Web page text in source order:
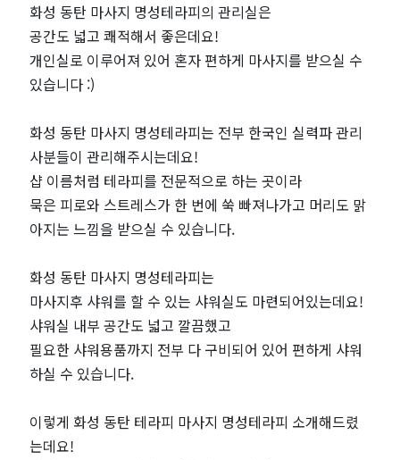
천
｜
마
짱
화성 동탄 마사지 명성테라피의 관리실은
공간도 넓고 쾌적해서 좋은데요!
개인실로 이루어져 있어 혼자 편하게 마사지를 받으실 수
있습니다 :)
화성 동탄 마사지 명성테라피는 전부 한국인 실력파 관리
사분들이 관리해주시는데요!
샵 이름처럼 테라피를 전문적으로 하는 곳이라
묵은 피로와 스트레스가 한 번에 쑥 빠져나가고 머리도 맑
아지는 느낌을 받으실 수 있습니다.
화성 동탄 마사지 명성테라피는
마사지후 샤워를 할 수 있는 샤워실도 마련되어있는데요!
샤워실 내부 공간도 넓고 깔끔했고
필요한 샤워용품까지 전부 다 구비되어 있어 편하게 샤워
하실 수 있습니다.
이렇게 화성 동탄 테라피 마사지 명성테라피 소개해드렸
는데요!